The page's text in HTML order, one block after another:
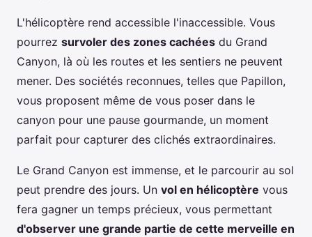
L'hélicoptère rend accessible l'inaccessible. Vous
pourrez survoler des zones cachées du Grand
Canyon, là où les routes et les sentiers ne peuvent
mener. Des sociétés reconnues, telles que Papillon,
vous proposent même de vous poser dans le
canyon pour une pause gourmande, un moment
parfait pour capturer des clichés extraordinaires.
Le Grand Canyon est immense, et le parcourir au sol
peut prendre des jours. Un vol en hélicoptère vous
fera gagner un temps précieux, vous permettant
d'observer une grande partie de cette merveille en